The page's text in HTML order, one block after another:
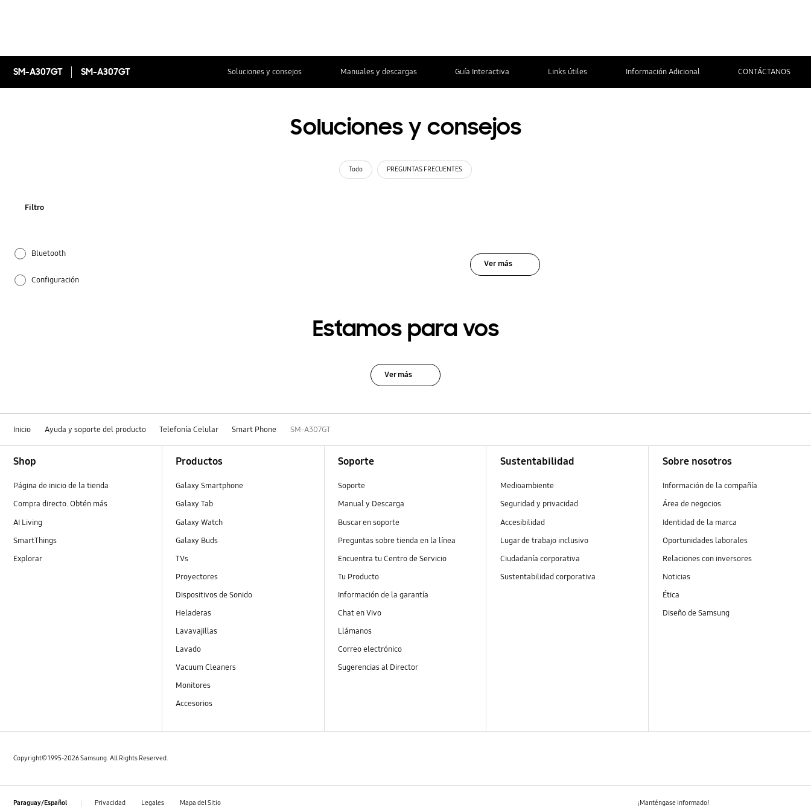
SM-A307GT SM-A307GT Soluciones y consejos Manuales y descargas Guía Interactiva Links útiles Información Adicional CONTÁCTANOS
Soluciones y consejos
Todo PREGUNTAS FRECUENTES
Filtro
Bluetooth
Configuración
Ver más
Estamos para vos
Ver más
Inicio Ayuda y soporte del producto Telefonía Celular Smart Phone SM-A307GT
Shop
Página de inicio de la tienda
Compra directo. Obtén más
AI Living
SmartThings
Explorar
Productos
Galaxy Smartphone
Galaxy Tab
Galaxy Watch
Galaxy Buds
TVs
Proyectores
Dispositivos de Sonido
Heladeras
Lavavajillas
Lavado
Vacuum Cleaners
Monitores
Accesorios
Soporte
Soporte
Manual y Descarga
Buscar en soporte
Preguntas sobre tienda en la línea
Encuentra tu Centro de Servicio
Tu Producto
Información de la garantía
Chat en Vivo
Llámanos
Correo electrónico
Sugerencias al Director
Sustentabilidad
Medioambiente
Seguridad y privacidad
Accesibilidad
Lugar de trabajo inclusivo
Ciudadanía corporativa
Sustentabilidad corporativa
Sobre nosotros
Información de la compañía
Área de negocios
Identidad de la marca
Oportunidades laborales
Relaciones con inversores
Noticias
Ética
Diseño de Samsung
Copyright© 1995-2026 Samsung. All Rights Reserved.
Paraguay/Español Privacidad Legales Mapa del Sitio ¡Manténgase informado!